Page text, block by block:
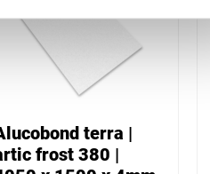
terra |
frost 380 |